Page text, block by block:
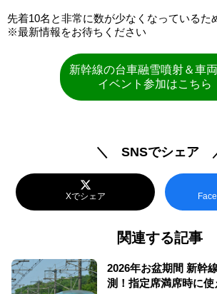
先着10名と非常に数が少なくなっているた
※最新情報をお待ちください
新幹線の台車融雪噴射＆車
イベント参加はこちら
＼ SNSでシェア
Xでシェア
関連する記事
2026年お盆期間 新幹
測！指定席満席時に